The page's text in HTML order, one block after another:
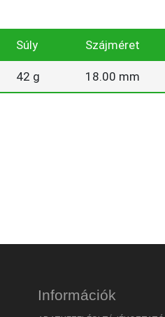
Súly Szájméret
42 g 18.00 mm
Információk